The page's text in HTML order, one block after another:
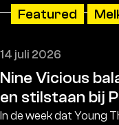
14 juli 2026
Featured
Nine Vicious
en stilstaan bij
In de week dat Young